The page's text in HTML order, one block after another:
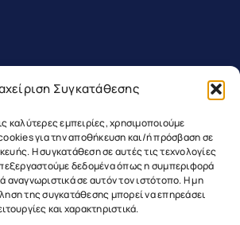
Συγκατάθεσης
καλύτερες εμπειρίες, χρησιμοποιούμε
για την αποθήκευση και/ή πρόσβαση σε
Η συγκατάθεση σε αυτές τις τεχνολογίες
δεδομένα όπως η συμπεριφορά
αναγνωριστικά σε αυτόν τον ιστότοπο. Η μη
της συγκατάθεσης μπορεί να επηρεάσει
και χαρακτηριστικά.
©2026 Greek Japanese
| All Rights Reserved
& Development by RedMatter